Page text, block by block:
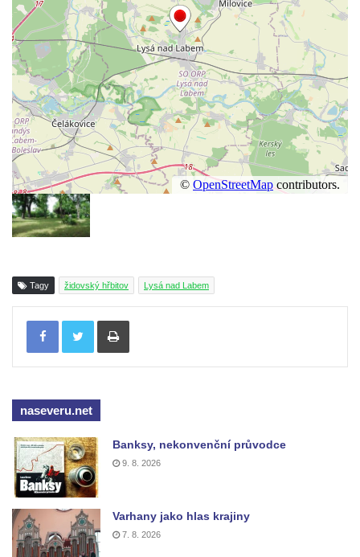
Tagy židovský hřbitov Lysá nad Labem
Tisknout
naseveru.net
Banksy, nekonvenční průvodce
9. 8. 2026
Varhany jako hlas krajiny
7. 8. 2026